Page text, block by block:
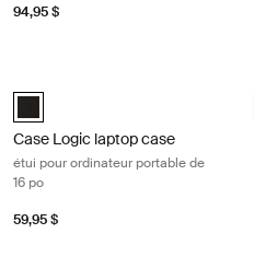
94,95 $
Case Logic 16" Laptop Case Noir
Case Logic laptop case
étui pour ordinateur portable de
16 po
59,95 $